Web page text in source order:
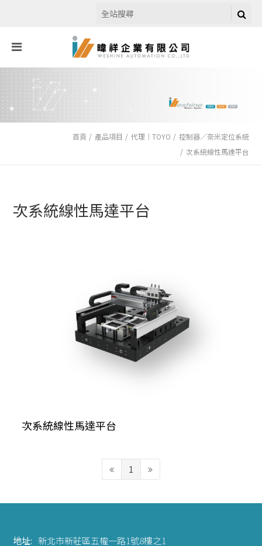
首頁 產品項目 代理｜TOYO
控制器／奈米定位系統
次系統線性馬達平台
次系統線性馬達平台
次系統線性馬達平台
1
地址: 新北市新莊區五權一路1號8樓之1